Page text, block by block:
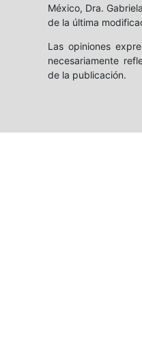
México, Dra.
de la última
Las opiniones
necesariamente
de la publicación.